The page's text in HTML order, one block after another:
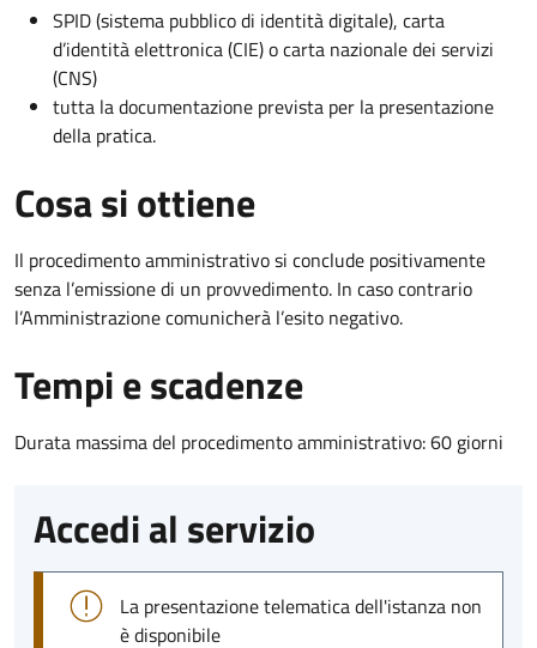
SPID (sistema pubblico di identità digitale), carta
d’identità elettronica (CIE) o carta nazionale dei servizi
(CNS)
tutta la documentazione prevista per la presentazione
della pratica.
Cosa si ottiene
Il procedimento amministrativo si conclude positivamente
senza l’emissione di un provvedimento. In caso contrario
l’Amministrazione comunicherà l’esito negativo.
Tempi e scadenze
Durata massima del procedimento amministrativo: 60 giorni
Accedi al servizio
La presentazione telematica dell'istanza non
è disponibile